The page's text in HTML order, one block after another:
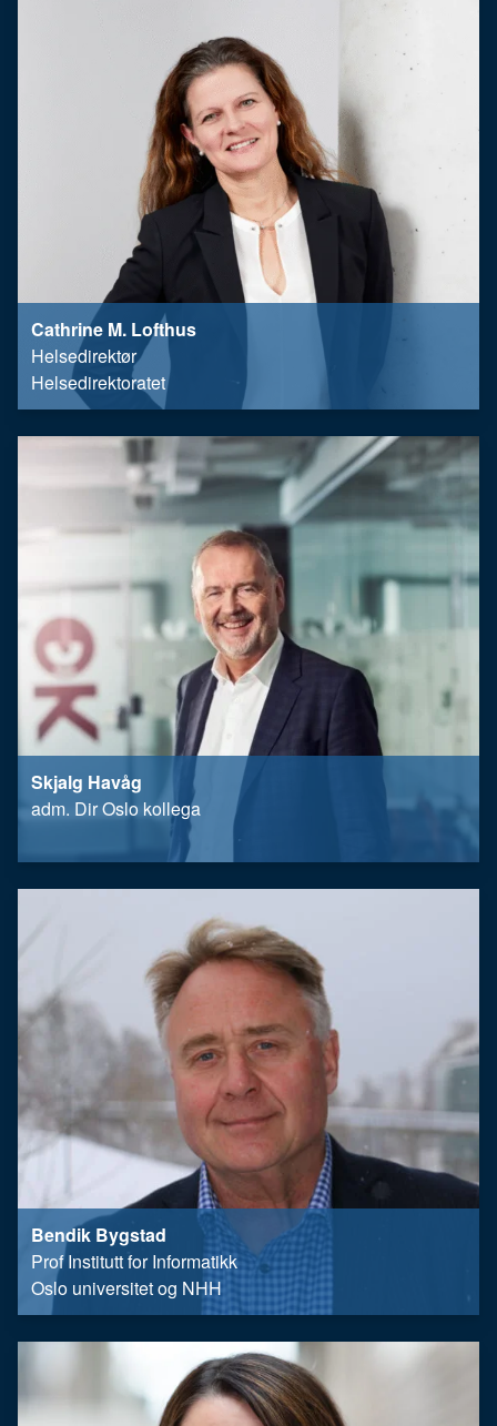
Cathrine M. Lofthus
Helsedirektør
Helsedirektoratet
Skjalg Havåg
adm. Dir Oslo kollega
Bendik Bygstad
Prof Institutt for Informatikk
Oslo universitet og NHH